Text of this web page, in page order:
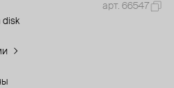
арт. 66547
disk